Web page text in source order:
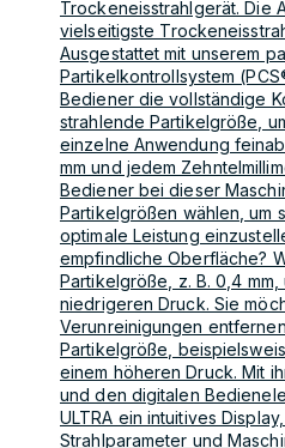
Trockeneisstrahlgerät. Die
vielseitigste
Ausgestattet mit unserem
Partikelkontrollsystem
Bediener die vollständige
strahlende Partikelgröße,
einzelne Anwendung
mm und jedem
Bediener bei dieser
Partikelgrößen wählen, um
optimale Leistung
empfindliche Oberfläche?
Partikelgröße, z. B. 0,4
niedrigeren Druck. Sie
Verunreinigungen
Partikelgröße,
einem höheren Druck. Mit
und den digitalen
ULTRA ein intuitives
Strahlparameter und